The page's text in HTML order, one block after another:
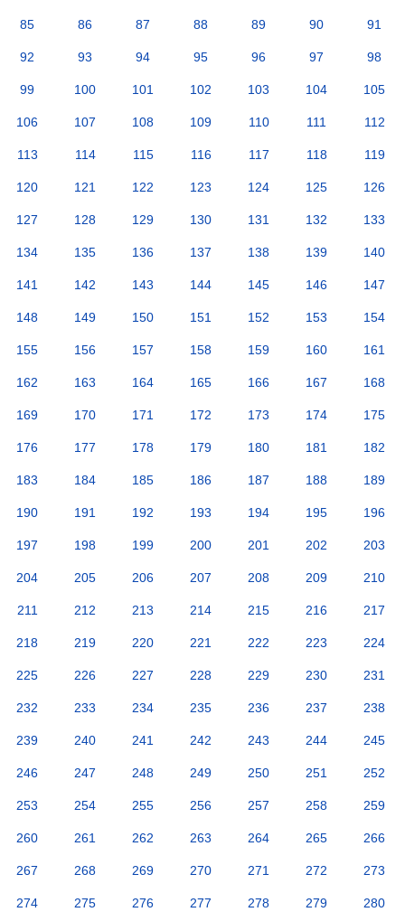
85 86 87 88 89 90 91
92 93 94 95 96 97 98
99 100 101 102 103 104 105
106 107 108 109 110 111 112
113 114 115 116 117 118 119
120 121 122 123 124 125 126
127 128 129 130 131 132 133
134 135 136 137 138 139 140
141 142 143 144 145 146 147
148 149 150 151 152 153 154
155 156 157 158 159 160 161
162 163 164 165 166 167 168
169 170 171 172 173 174 175
176 177 178 179 180 181 182
183 184 185 186 187 188 189
190 191 192 193 194 195 196
197 198 199 200 201 202 203
204 205 206 207 208 209 210
211 212 213 214 215 216 217
218 219 220 221 222 223 224
225 226 227 228 229 230 231
232 233 234 235 236 237 238
239 240 241 242 243 244 245
246 247 248 249 250 251 252
253 254 255 256 257 258 259
260 261 262 263 264 265 266
267 268 269 270 271 272 273
274 275 276 277 278 279 280